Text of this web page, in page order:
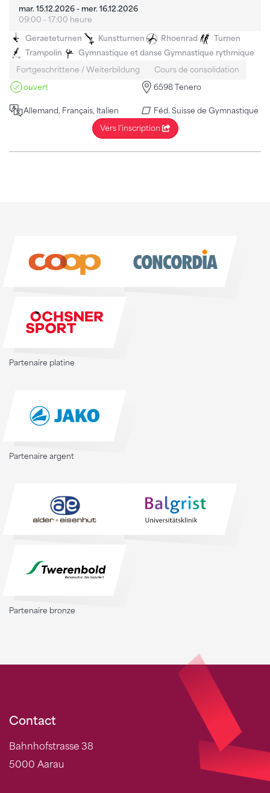
mar. 15.12.2026 - mer. 16.12.2026
09:00 - 17:00 heure
Geraeteturnen Kunstturnen Rhoenrad
Turnen
Trampolin
Gymnastique et danse Gymnastique rythmique
Fortgeschrittene / Weiterbildung
Cours de consolidation
ouvert
6598 Tenero
Allemand, Français, Italien
Féd. Suisse de Gymnastique
Vers l'inscription
Partenaire platine
Partenaire argent
Partenaire bronze
Contact
Bahnhofstrasse 38
5000 Aarau